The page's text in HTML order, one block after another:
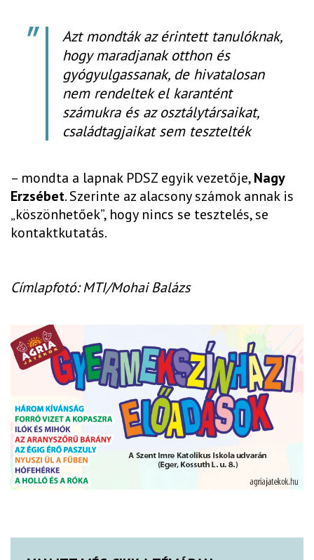
Azt mondták az érintett tanulóknak,
hogy maradjanak otthon és
gyógyulgassanak, de hivatalosan
nem rendeltek el karantént
számukra és az osztálytársaikat,
családtagjaikat sem tesztelték
– mondta a lapnak PDSZ egyik vezetője,Nagy
Erzsébet. Szerinte az alacsony számok annak is
„köszönhetőek”, hogy nincs se tesztelés, se
kontaktkutatás.
Címlapfotó: MTI/Mohai Balázs